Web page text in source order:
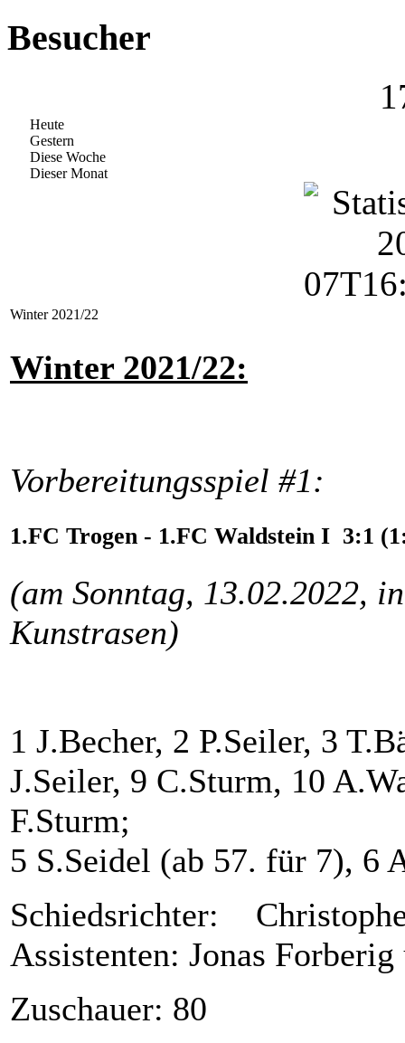
Besucher
Heute
Gestern
Diese Woche
Dieser Monat
Winter 2021/22
Winter 2021/22:
Vorbereitungsspiel #1:
1.FC Trogen - 1.FC Waldstein I 3:1
(am Sonntag, 13.02.2022,
Kunstrasen)
1 J.Becher, 2 P.Seiler, 3
J.Seiler, 9 C.Sturm, 10
F.Sturm;
5 S.Seidel (ab 57. für 7), 6
Schiedsrichter:
Assistenten: Jonas
Zuschauer: 80